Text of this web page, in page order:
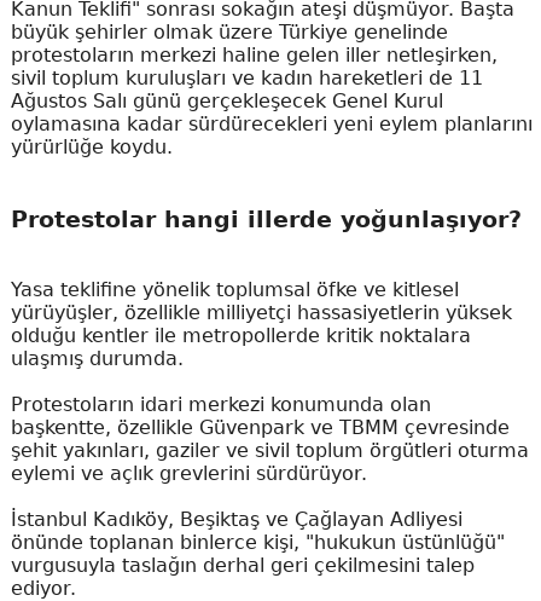
Kanun Teklifi" sonrası sokağın ateşi düşmüyor. Başta
büyük şehirler olmak üzere Türkiye genelinde
protestoların merkezi haline gelen iller netleşirken,
sivil toplum kuruluşları ve kadın hareketleri de 11
Ağustos Salı günü gerçekleşecek Genel Kurul
oylamasına kadar sürdürecekleri yeni eylem planlarını
yürürlüğe koydu.
Protestolar hangi illerde yoğunlaşıyor?
Yasa teklifine yönelik toplumsal öfke ve kitlesel
yürüyüşler, özellikle milliyetçi hassasiyetlerin yüksek
olduğu kentler ile metropollerde kritik noktalara
ulaşmış durumda.
Protestoların idari merkezi konumunda olan
başkentte, özellikle Güvenpark ve TBMM çevresinde
şehit yakınları, gaziler ve sivil toplum örgütleri oturma
eylemi ve açlık grevlerini sürdürüyor.
İstanbul Kadıköy, Beşiktaş ve Çağlayan Adliyesi
önünde toplanan binlerce kişi, "hukukun üstünlüğü"
vurgusuyla taslağın derhal geri çekilmesini talep
ediyor.